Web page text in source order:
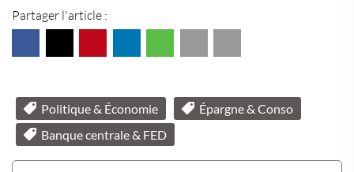
Partager l'article :
Politique & Économie
Épargne & Conso
Banque centrale & FED